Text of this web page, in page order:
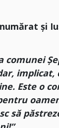
și
comunei
Este o
să